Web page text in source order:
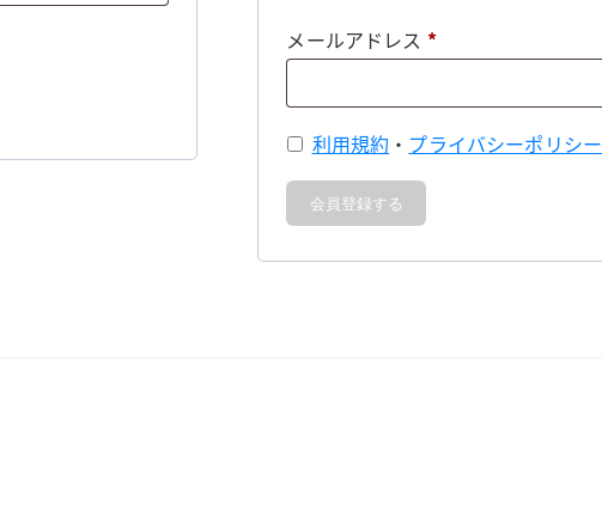
メールアドレス *必
利用規約 ・ プライバシーポリシー
会員登録する